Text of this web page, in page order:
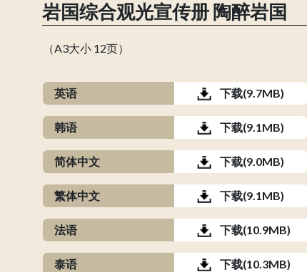
岩国综合观光宣传册 陶醉岩国
（A3大小 12页）
英语 下载(9.7MB)
韩语 下载(9.1MB)
简体中文 下载(9.0MB)
繁体中文 下载(9.1MB)
法语 下载(10.9MB)
泰语 下载(10.3MB)